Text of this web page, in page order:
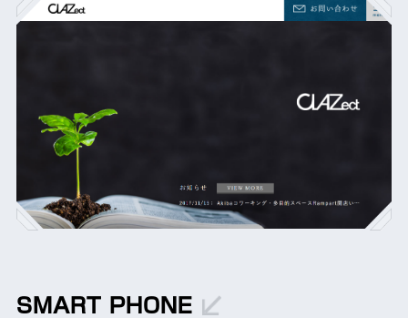
SMART PHONE